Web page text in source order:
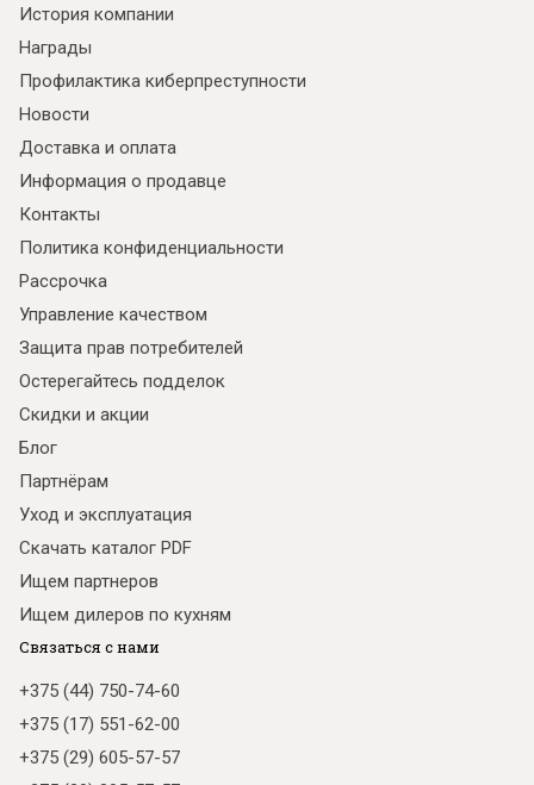
История компании
Награды
Профилактика киберпреступности
Новости
Доставка и оплата
Информация о продавце
Контакты
Политика конфиденциальности
Рассрочка
Управление качеством
Защита прав потребителей
Остерегайтесь подделок
Скидки и акции
Блог
Партнёрам
Уход и эксплуатация
Скачать каталог PDF
Ищем партнеров
Ищем дилеров по кухням
Связаться с нами
+375 (44) 750-74-60
+375 (17) 551-62-00
+375 (29) 605-57-57